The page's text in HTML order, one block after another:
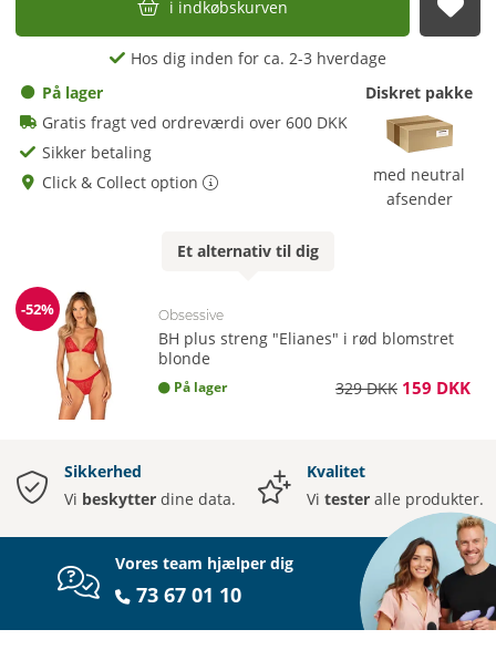
i indkøbskurven
Hos dig inden for ca. 2-3 hverdage
På lager
Gratis fragt ved ordreværdi over 600 DKK
Sikker betaling
Click & Collect option
Diskret pakke
med neutral
afsender
Et alternativ til dig
Rabat
-52% Obsessive
BH plus streng "Elianes" i rød blomstret
blonde
På lager 329 DKK 159 DKK
Sikkerhed
Vi beskytter dine data.
Kvalitet
Vi tester alle produkter.
Vores team hjælper dig
73 67 01 10